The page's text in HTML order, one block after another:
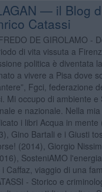
— il Blog
Catassi
DE GIROLAMO -
di vita vissuta a
politica è diventata
a vivere a Pisa dove
Fgci, federazione
Mi occupo di ambiente e
e nazionale. Nella
i libri Acqua in mente
Gino Bartali e i Giusti
(2014), Giorgio
SosteniAMO
Caffaz, viaggio di una
- Storico e